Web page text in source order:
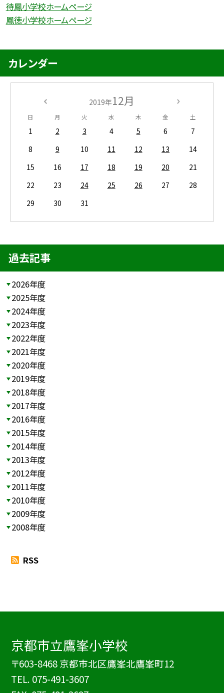
待鳳小学校ホームページ
鳳徳小学校ホームページ
カレンダー
2019年12月
日 月 火 水 木 金 土
1 2 3 4 5 6
7
8
9 10 11 12 13
14
15
16 17 18 19 20
21
22
23 24 25 26 27
28
29
30 31
過去記事
2026年度
2025年度
2024年度
2023年度
2022年度
2021年度
2020年度
2019年度
2018年度
2017年度
2016年度
2015年度
2014年度
2013年度
2012年度
2011年度
2010年度
2009年度
2008年度
RSS
京都市立鷹峯小学校
〒603-8468 京都市北区鷹峯北鷹峯町12
TEL. 075-491-3607